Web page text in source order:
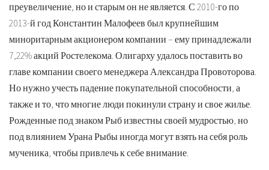
преувеличение, но и старым он не является. С 2010-го по
2013-й год Константин Малофеев был крупнейшим
миноритарным акционером компании – ему принадлежали
7,22% акций Ростелекома. Олигарху удалось поставить во
главе компании своего менеджера Александра Провоторова.
Но нужно учесть падение покупательной способности, а
также и то, что многие люди покинули страну и свое жилье.
Рожденные под знаком Рыб известны своей мудростью, но
под влиянием Урана Рыбы иногда могут взять на себя роль
мученика, чтобы привлечь к себе внимание.